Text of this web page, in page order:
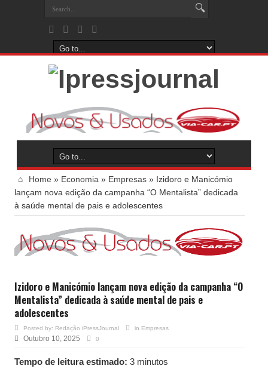
Home » Economia » Empresas » Izidoro e Manicómio
lançam nova edição da campanha “O Mentalista” dedicada
à saúde mental de pais e adolescentes
Izidoro e Manicómio lançam nova edição da campanha “O
Mentalista” dedicada à saúde mental de pais e
adolescentes
Posted by: Redação iPressJournal in Empresas
Outubro 10, 2025 0
Tempo de leitura estimado: 3 minutos